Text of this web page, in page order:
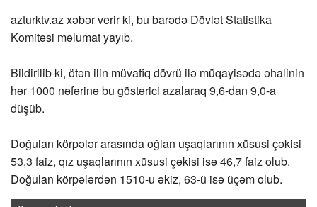
azturktv.azxəbər verir ki, bu barədə Dövlət Statistika
Komitəsi məlumat yayıb.
Bildirilib ki, ötən ilin müvafiq dövrü ilə müqayisədə əhalinin
hər 1000 nəfərinə bu göstərici azalaraq 9,6-dan 9,0-a
düşüb.
Doğulan körpələr arasında oğlan uşaqlarının xüsusi çəkisi
53,3 faiz, qız uşaqlarının xüsusi çəkisi isə 46,7 faiz olub.
Doğulan körpələrdən 1510-u əkiz, 63-ü isə üçəm olub.